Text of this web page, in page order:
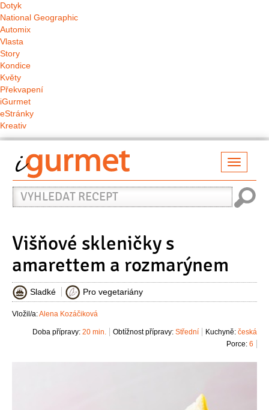
Dotyk
National Geographic
Automix
Vlasta
Story
Kondice
Květy
Překvapení
iGurmet
eStránky
Kreativ
Vyhledat
recept
Višňové skleničky s
amarettem a rozmarýnem
Sladké Pro vegetariány
Vložil/a:Alena Kozáčiková
Kuchyně: česká
Obtížnost přípravy: Střední
Doba přípravy: 20 min.
Porce: 6